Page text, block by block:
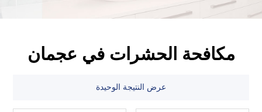
مكافحة الحشرات في عجمان
عرض النتيجة الوحيدة